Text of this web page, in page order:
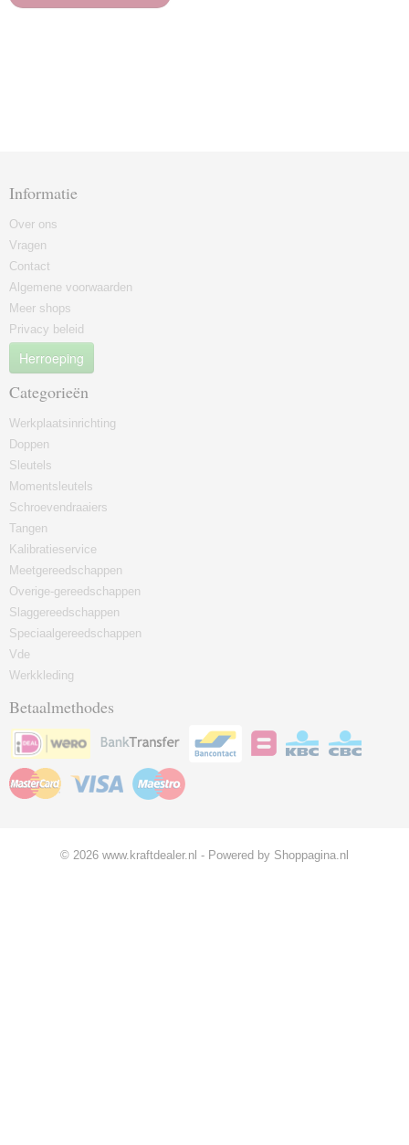
Informatie
Over ons
Vragen
Contact
Algemene voorwaarden
Meer shops
Privacy beleid
Herroeping
Categorieën
Werkplaatsinrichting
Doppen
Sleutels
Momentsleutels
Schroevendraaiers
Tangen
Kalibratieservice
Meetgereedschappen
Overige-gereedschappen
Slaggereedschappen
Speciaalgereedschappen
Vde
Werkkleding
Betaalmethodes
© 2026 www.kraftdealer.nl - Powered by Shoppagina.nl